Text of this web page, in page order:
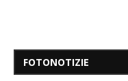
FOTONOTIZIE